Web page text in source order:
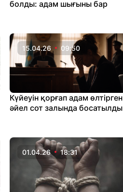
болды: адам шығыны бар
15.04.26 09:50
Күйеуін қорғап адам өлтірген
әйел сот залында босатылды
01.04.26 18:31